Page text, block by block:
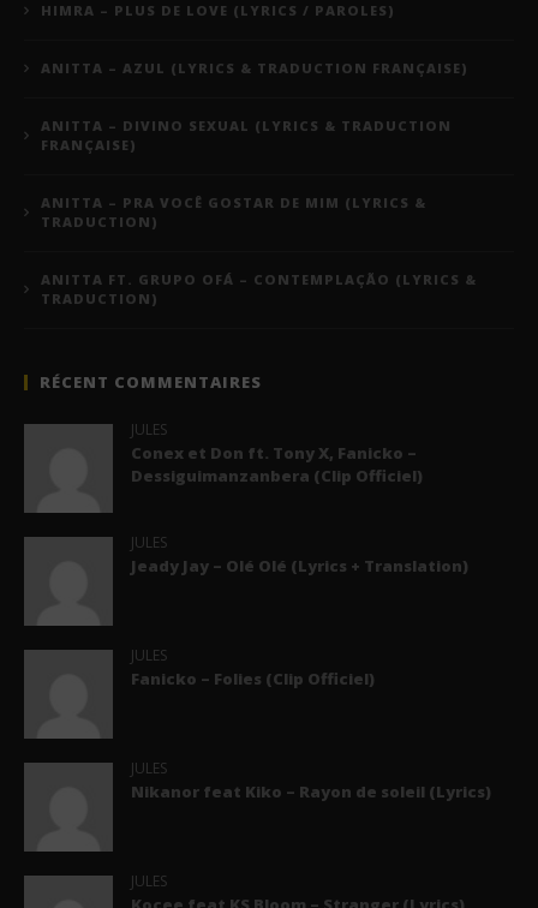
HIMRA – PLUS DE LOVE (LYRICS / PAROLES)
ANITTA – AZUL (LYRICS & TRADUCTION FRANÇAISE)
ANITTA – DIVINO SEXUAL (LYRICS & TRADUCTION
FRANÇAISE)
ANITTA – PRA VOCÊ GOSTAR DE MIM (LYRICS &
TRADUCTION)
ANITTA FT. GRUPO OFÁ – CONTEMPLAÇÃO (LYRICS &
TRADUCTION)
RÉCENT COMMENTAIRES
JULES
Conex et Don ft. Tony X, Fanicko –
Dessiguimanzanbera (Clip Officiel)
JULES
Jeady Jay – Olé Olé (Lyrics + Translation)
JULES
Fanicko – Folies (Clip Officiel)
JULES
Nikanor feat Kiko – Rayon de soleil (Lyrics)
JULES